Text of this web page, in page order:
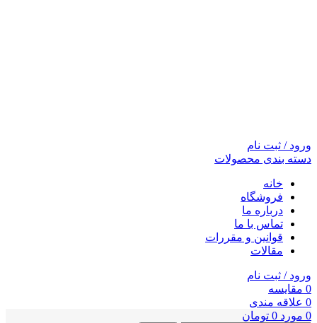
ورود / ثبت نام
دسته بندی محصولات
خانه
فروشگاه
درباره ما
تماس با ما
قوانین و مقررات
مقالات
ورود / ثبت نام
0 مقايسه
0 علاقه مندی
0 مورد 0 تومان